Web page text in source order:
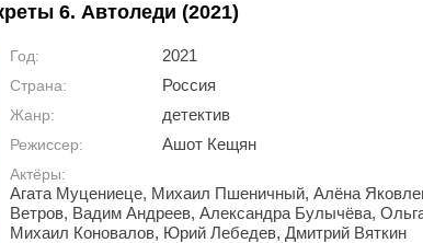
6. Автоледи (2021)
Год: 2021
Страна: Россия
Жанр: детектив
Режиссер: Ашот Кещян
Актёры:
Агата Муцениеце, Михаил Пшеничный, Алёна
Ветров, Вадим Андреев, Александра Булычёва,
Михаил Коновалов, Юрий Лебедев, Дмитрий Вяткин